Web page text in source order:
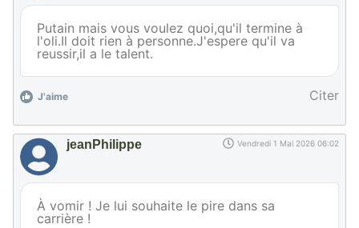
Putain mais vous voulez quoi,qu'il termine à
l'oli.Il doit rien à personne.J'espere qu'il va
reussir,il a le talent.
J'aime Citer
jeanPhilippe Vendredi 1 Mai 2026 06:02
À vomir ! Je lui souhaite le pire dans sa
carrière !